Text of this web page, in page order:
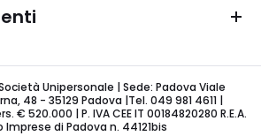
Società Unipersonale | Sede: Padova Viale
48 - 35129 Padova |Tel. 049 981 4611 |
€ 520.000 | P. IVA CEE IT 00184820280 R.E.A.
Imprese di Padova n. 44121bis